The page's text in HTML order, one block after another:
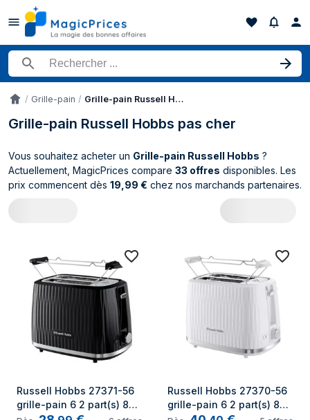
Rechercher un produit
AccueilGrille-pain Grille-pain Russell Hobbs
Grille-pain Russell Hobbs pas cher
Vous souhaitez acheter un Grille-pain Russell Hobbs ?
Actuellement, MagicPrices compare 33 offres disponibles. Les
prix commencent dès 19,99 € chez nos marchands partenaires.
Catalogue Russell Hobbs Grille-pain
Russell Hobbs 27371-56
grille-pain 6 2 part(s) 800
Russell Hobbs 27370-56
grille-pain 6 2 part(s) 800